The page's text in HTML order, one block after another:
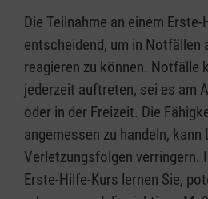
Die Teilnahme an einem
entscheidend, um in Notfällen
reagieren zu können. Notfälle
jederzeit auftreten, sei es am
oder in der Freizeit. Die
angemessen zu handeln, kann
Verletzungsfolgen verringern.
Erste-Hilfe-Kurs lernen Sie,